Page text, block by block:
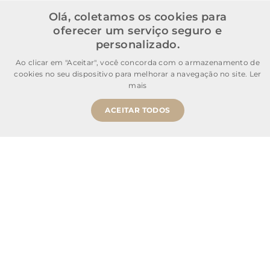
Olá, coletamos os cookies para
oferecer um serviço seguro e
personalizado.
Ao clicar em "Aceitar", você concorda com o armazenamento de
cookies no seu dispositivo para melhorar a navegação no site. Ler
mais
ACEITAR TODOS